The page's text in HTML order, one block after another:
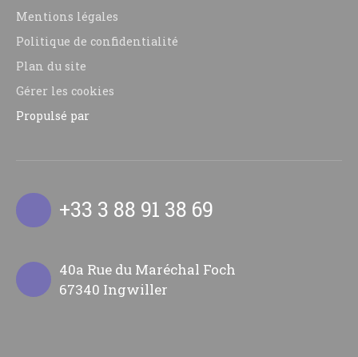
Mentions légales
Politique de confidentialité
Plan du site
Gérer les cookies
Propulsé par
+33 3 88 91 38 69
40a Rue du Maréchal Foch
67340 Ingwiller